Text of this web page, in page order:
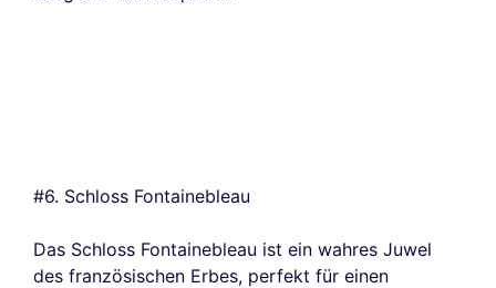
#6. Schloss Fontainebleau
Das Schloss Fontainebleau ist ein wahres Juwel
des französischen Erbes, perfekt für einen